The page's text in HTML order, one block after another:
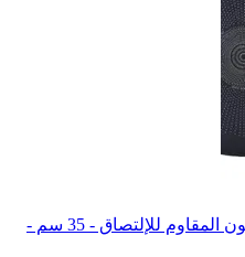
مستر كوك مقلاة للكريب من التفلون المقاوم للإلتصاق - 35 سم -